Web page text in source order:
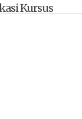
Kursus